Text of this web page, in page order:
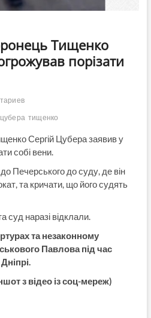
Тищенко
порізати
цубера тищенко
Сергій Цубера заявив у
собі вени.
Печерського до суду, де він
та кричати, що його судять
суд наразі відклали.
та незаконному
Павлова під час
з відео із соц-мереж)